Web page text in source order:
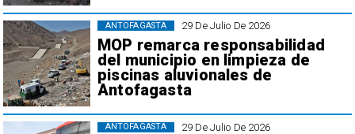
29 De Julio De 2026
MOP remarca responsabilidad
del municipio en limpieza de
piscinas aluvionales de
Antofagasta
ANTOFAGASTA
29 De Julio De 2026
ANTOFAGASTA